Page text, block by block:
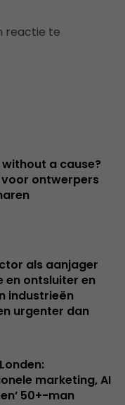
reactie te
a cause?
ontwerpers
als aanjager
en ontsluiter en
industrieën
urgenter dan
marketing, AI
50+-man